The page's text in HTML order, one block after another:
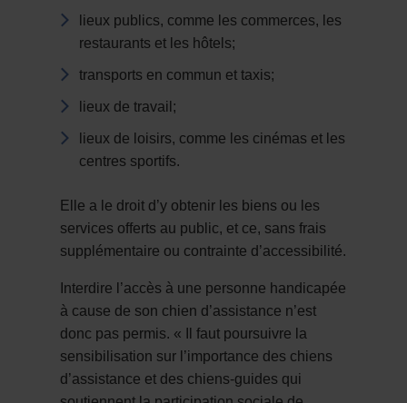
lieux publics, comme les commerces, les
restaurants et les hôtels;
transports en commun et taxis;
lieux de travail;
lieux de loisirs, comme les cinémas et les
centres sportifs.
Elle a le droit d’y obtenir les biens ou les
services offerts au public, et ce, sans frais
supplémentaire ou contrainte d’accessibilité.
Interdire l’accès à une personne handicapée
à cause de son chien d’assistance n’est
donc pas permis. « Il faut poursuivre la
sensibilisation sur l’importance des chiens
d’assistance et des chiens-guides qui